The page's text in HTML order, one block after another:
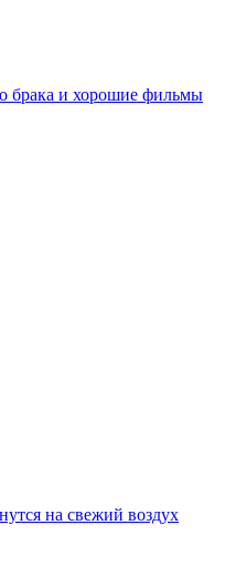
брака и хорошие фильмы
на свежий воздух